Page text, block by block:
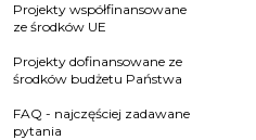
Projekty współfinansowane
ze środków UE
Projekty dofinansowane ze
środków budżetu Państwa
FAQ - najczęściej zadawane
pytania